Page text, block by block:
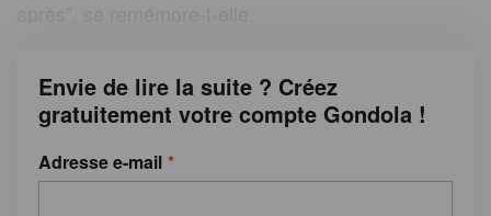
Envie de lire la suite ? Créez
gratuitement votre compte Gondola !
Adresse e-mail